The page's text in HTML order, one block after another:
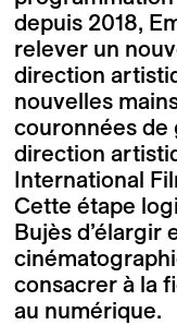
depuis 2018,
relever un
direction
nouvelles
couronnées de
direction
International
Cette étape
Bujès d’élargir
consacrer à la
au numérique.